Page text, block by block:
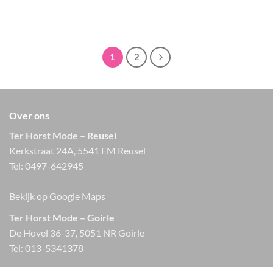
1 2
Over ons
Ter Horst Mode – Reusel
Kerkstraat 24A, 5541 EM Reusel
Tel: 0497-642945
Bekijk op Google Maps
Ter Horst Mode – Goirle
De Hovel 36-37, 5051 NR Goirle
Tel: 013-5341378